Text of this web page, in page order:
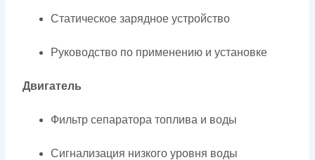
Статическое зарядное устройство
Руководство по применению и установке
Двигатель
Фильтр сепаратора топлива и воды
Сигнализация низкого уровня воды